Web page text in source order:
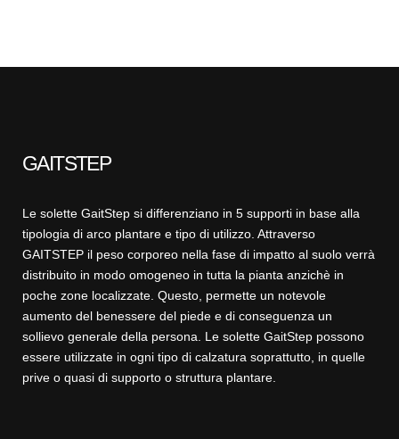
GAITSTEP
Le solette GaitStep si differenziano in 5 supporti in base alla
tipologia di arco plantare e tipo di utilizzo. Attraverso
GAITSTEP il peso corporeo nella fase di impatto al suolo verrà
distribuito in modo omogeneo in tutta la pianta anzichè in
poche zone localizzate. Questo, permette un notevole
aumento del benessere del piede e di conseguenza un
sollievo generale della persona. Le solette GaitStep possono
essere utilizzate in ogni tipo di calzatura soprattutto, in quelle
prive o quasi di supporto o struttura plantare.